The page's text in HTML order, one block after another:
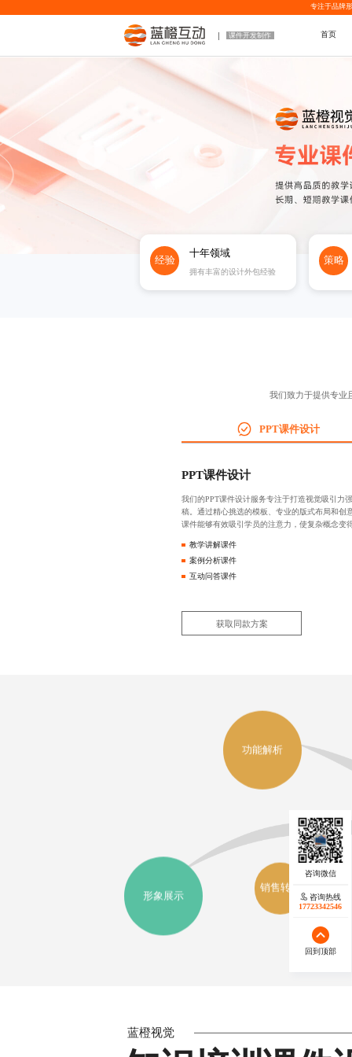
专注于品牌
课件开发制作 首页
经验
十年领域
拥有丰富的设计外包经验
策略
我们致力于提供专业
PPT课件设计
PPT课件设计
我们的PPT课件设计服务专注于打造视觉吸引力
稿。通过精心挑选的模板、专业的版式布局和创
课件能够有效吸引学员的注意力，使复杂概念变
教学讲解课件
案例分析课件
互动问答课件
获取同款方案
功能解析
市场定
位
形象展示
销售转化
蓝橙视觉
咨询热线
17723342546
回到顶部